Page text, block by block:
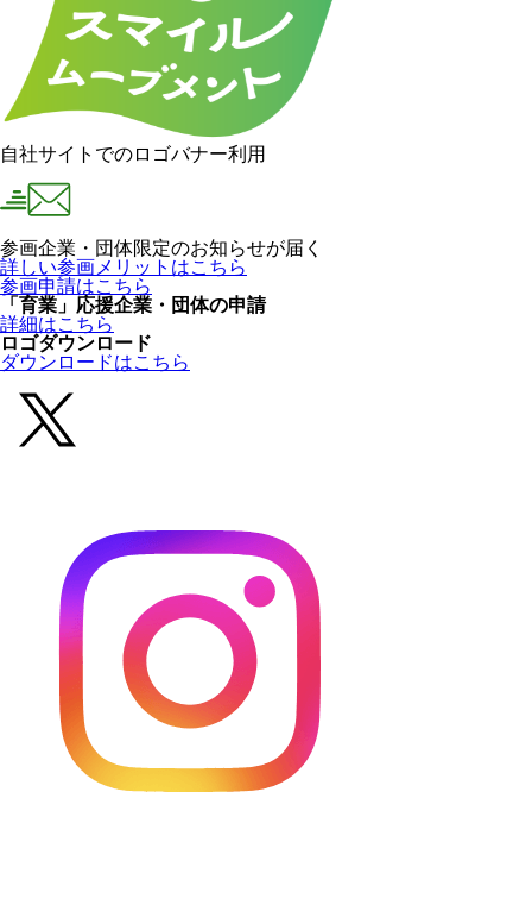
自社サイトでのロゴバナー利用
参画企業・団体限定のお知らせが届く
詳しい参画メリットはこちら
参画申請はこちら
「育業」応援企業・団体の申請
詳細はこちら
ロゴダウンロード
ダウンロードはこちら